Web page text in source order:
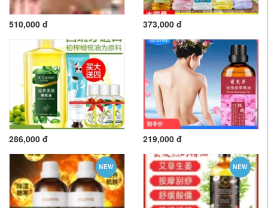
510,000 đ 373,000 đ
286,000 đ 219,000 đ
NEW NEW